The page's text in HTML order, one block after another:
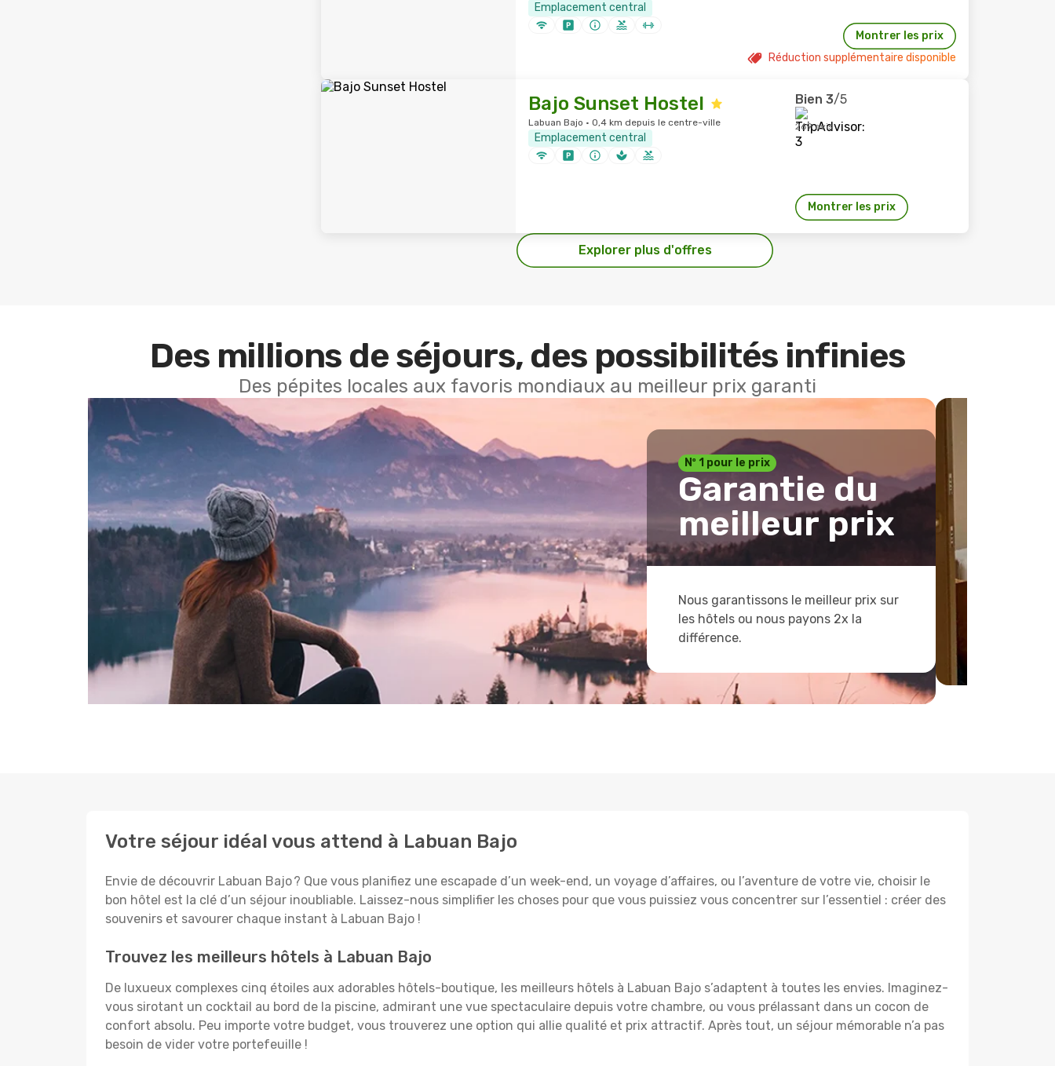
Emplacement central
Montrer les prix
Réduction supplémentaire disponible
Bajo Sunset Hostel
Labuan Bajo · 0,4 km depuis le centre-ville
Emplacement central
Bien 3/5
269 avis
Montrer les prix
Explorer plus d'offres
Des millions de séjours, des possibilités infinies
Des pépites locales aux favoris mondiaux au meilleur prix garanti
Nº 1 pour le prix
Garantie du
meilleur prix
Nous garantissons le meilleur prix sur
les hôtels ou nous payons 2x la
différence.
Votre séjour idéal vous attend à Labuan Bajo
Envie de découvrir Labuan Bajo ? Que vous planifiez une escapade d’un week-end, un voyage d’affaires, ou l’aventure de votre vie, choisir le
bon hôtel est la clé d’un séjour inoubliable. Laissez-nous simplifier les choses pour que vous puissiez vous concentrer sur l’essentiel : créer des
souvenirs et savourer chaque instant à Labuan Bajo !
Trouvez les meilleurs hôtels à Labuan Bajo
De luxueux complexes cinq étoiles aux adorables hôtels-boutique, les meilleurs hôtels à Labuan Bajo s’adaptent à toutes les envies. Imaginez-
vous sirotant un cocktail au bord de la piscine, admirant une vue spectaculaire depuis votre chambre, ou vous prélassant dans un cocon de
confort absolu. Peu importe votre budget, vous trouverez une option qui allie qualité et prix attractif. Après tout, un séjour mémorable n’a pas
besoin de vider votre portefeuille !